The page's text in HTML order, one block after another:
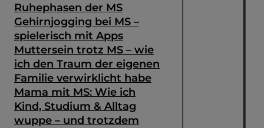
Ruhephasen der MS
Gehirnjogging bei MS –
spielerisch mit Apps
Muttersein trotz MS – wie
ich den Traum der eigenen
Familie verwirklicht habe
Mama mit MS: Wie ich
Kind, Studium & Alltag
wuppe – und trotzdem